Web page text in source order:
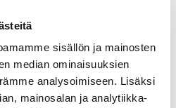
sisällön ja mainosten
median ominaisuuksien
analysoimiseen. Lisäksi
mainosalan ja analytiikka-
tulevaisuuden puolesta”,